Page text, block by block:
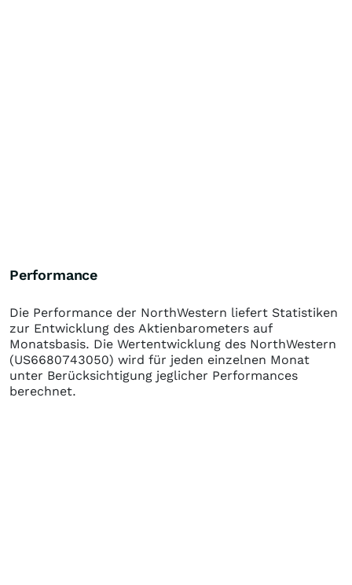
Performance
Die Performance der NorthWestern liefert Statistiken
zur Entwicklung des Aktienbarometers auf
Monatsbasis. Die Wertentwicklung des NorthWestern
(US6680743050) wird für jeden einzelnen Monat
unter Berücksichtigung jeglicher Performances
berechnet.